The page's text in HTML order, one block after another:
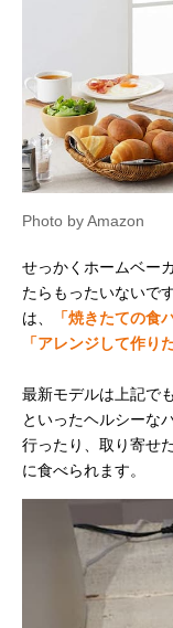
Photo by Amazon
せっかくホームベー
たらもったいないで
は、
「焼きたての食
「アレンジして作り
最新モデルは上記で
といったヘルシーな
行ったり、取り寄せ
に食べられます。